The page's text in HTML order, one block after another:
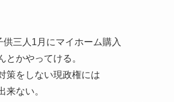
三人1月にマイホーム購入
とかやってける。
策をしない現政権には
来ない。